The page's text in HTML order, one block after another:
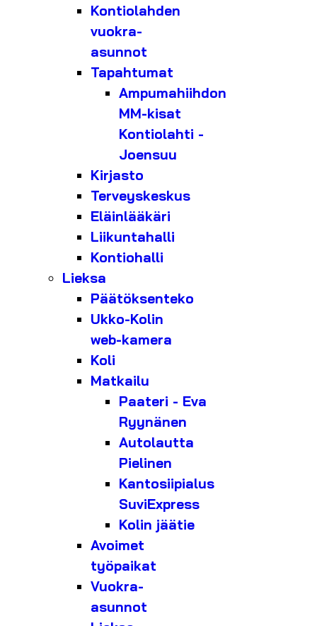
Kontiolahden
vuokra-
asunnot
Tapahtumat
Ampumahiihdon
MM-kisat
Kontiolahti -
Joensuu
Kirjasto
Terveyskeskus
Eläinlääkäri
Liikuntahalli
Kontiohalli
Lieksa
Päätöksenteko
Ukko-Kolin
web-kamera
Koli
Matkailu
Paateri - Eva
Ryynänen
Autolautta
Pielinen
Kantosiipialus
SuviExpress
Kolin jäätie
Avoimet
työpaikat
Vuokra-
asunnot